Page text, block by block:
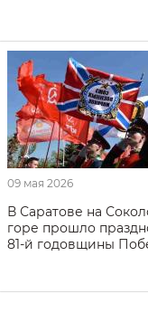
09 мая 2026
В Саратове на
горе прошло
81-й годовщины